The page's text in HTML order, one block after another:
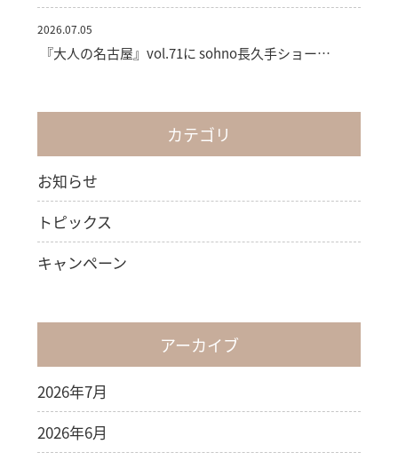
2026.07.05
『大人の名古屋』vol.71に sohno長久手ショー…
カテゴリ
お知らせ
トピックス
キャンペーン
アーカイブ
2026年7月
2026年6月